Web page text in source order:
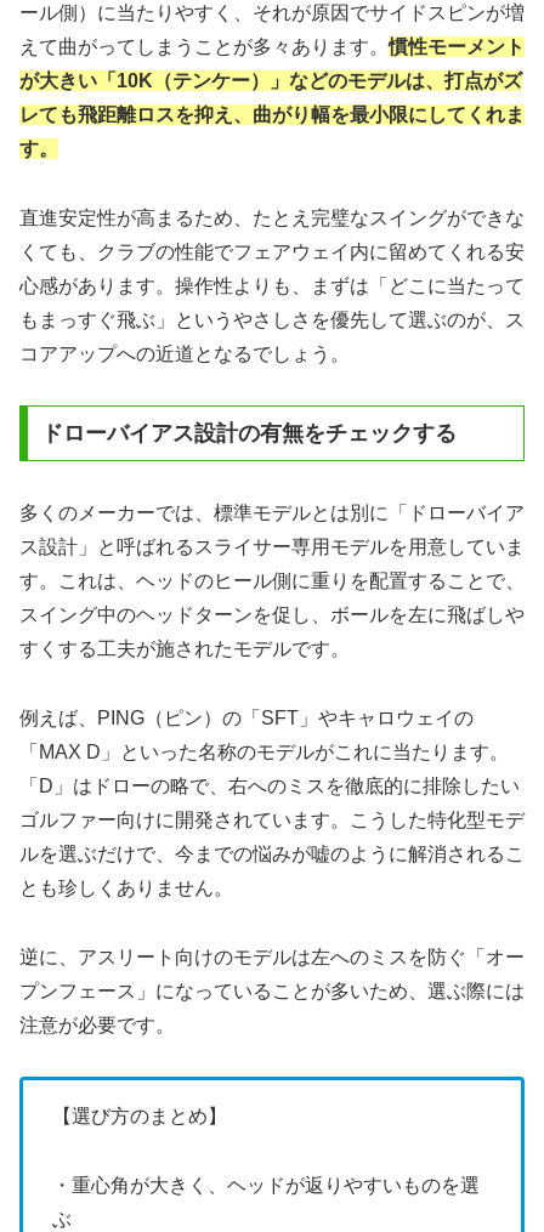
ール側）に当たりやすく、それが原因でサイドスピンが増
えて曲がってしまうことが多々あります。慣性モーメント
が大きい「10K（テンケー）」などのモデルは、打点がズ
レても飛距離ロスを抑え、曲がり幅を最小限にしてくれま
す。
直進安定性が高まるため、たとえ完璧なスイングができな
くても、クラブの性能でフェアウェイ内に留めてくれる安
心感があります。操作性よりも、まずは「どこに当たって
もまっすぐ飛ぶ」というやさしさを優先して選ぶのが、ス
コアアップへの近道となるでしょう。
ドローバイアス設計の有無をチェックする
多くのメーカーでは、標準モデルとは別に「ドローバイア
ス設計」と呼ばれるスライサー専用モデルを用意していま
す。これは、ヘッドのヒール側に重りを配置することで、
スイング中のヘッドターンを促し、ボールを左に飛ばしや
すくする工夫が施されたモデルです。
例えば、PING（ピン）の「SFT」やキャロウェイの
「MAX D」といった名称のモデルがこれに当たります。
「D」はドローの略で、右へのミスを徹底的に排除したい
ゴルファー向けに開発されています。こうした特化型モデ
ルを選ぶだけで、今までの悩みが嘘のように解消されるこ
とも珍しくありません。
逆に、アスリート向けのモデルは左へのミスを防ぐ「オー
プンフェース」になっていることが多いため、選ぶ際には
注意が必要です。
【選び方のまとめ】
・重心角が大きく、ヘッドが返りやすいものを選
ぶ